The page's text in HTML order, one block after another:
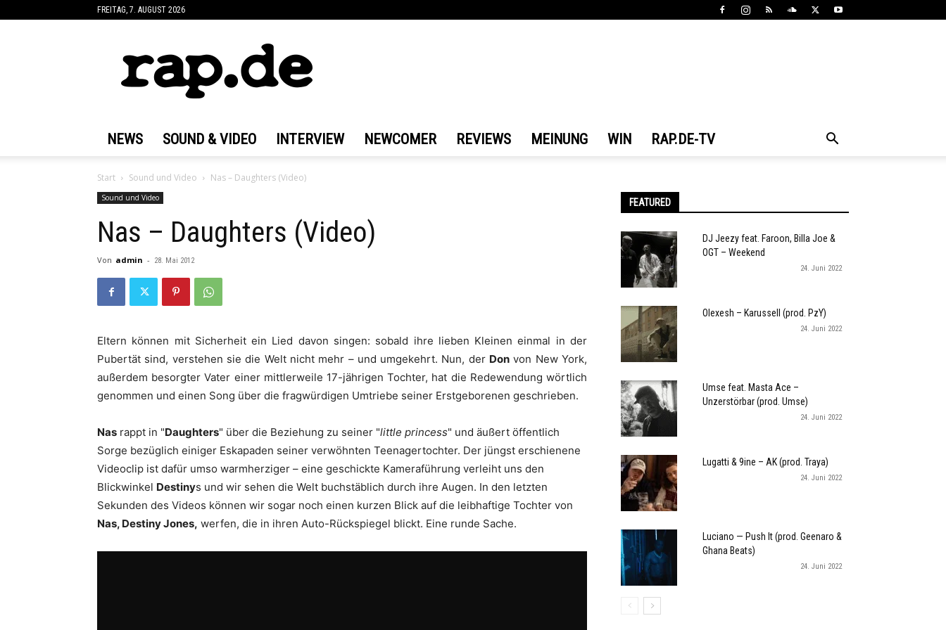
FREITAG, 7. AUGUST 2026
NEWS SOUND & VIDEO INTERVIEW NEWCOMER REVIEWS MEINUNG WIN RAP.DE-TV
Start Sound und Video Nas – Daughters (Video)
Sound und Video
Nas – Daughters (Video)
Von admin - 28. Mai 2012
Eltern können mit Sicherheit ein Lied davon singen: sobald ihre lieben Kleinen einmal in der
Pubertät sind, verstehen sie die Welt nicht mehr – und umgekehrt. Nun, der Don von New York,
außerdem besorgter Vater einer mittlerweile 17-jährigen Tochter, hat die Redewendung wörtlich
genommen und einen Song über die fragwürdigen Umtriebe seiner Erstgeborenen geschrieben.
Nas rappt in "Daughters" über die Beziehung zu seiner "little princess" und äußert öffentlich
Sorge bezüglich einiger Eskapaden seiner verwöhnten Teenagertochter. Der jüngst erschienene
Videoclip ist dafür umso warmherziger – eine geschickte Kameraführung verleiht uns den
Blickwinkel Destinys und wir sehen die Welt buchstäblich durch ihre Augen. In den letzten
Sekunden des Videos können wir sogar noch einen kurzen Blick auf die leibhaftige Tochter von
Nas, Destiny Jones, werfen, die in ihren Auto-Rückspiegel blickt. Eine runde Sache.
FEATURED
DJ Jeezy feat. Faroon, Billa Joe &
OGT – Weekend
24. Juni 2022
Olexesh – Karussell (prod. PzY)
24. Juni 2022
Umse feat. Masta Ace –
Unzerstörbar (prod. Umse)
24. Juni 2022
Lugatti & 9ine – AK (prod. Traya)
24. Juni 2022
Luciano — Push It (prod. Geenaro &
Ghana Beats)
24. Juni 2022